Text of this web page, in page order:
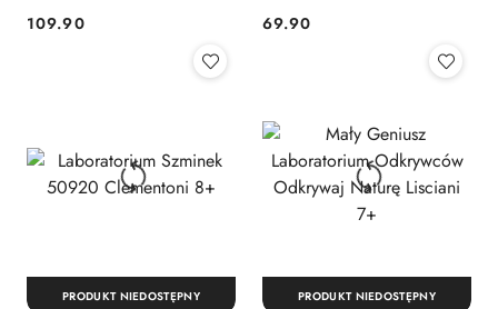
Cena:
109.90 Cena:
69.90
PRODUKT NIEDOSTĘPNY PRODUKT NIEDOSTĘPNY